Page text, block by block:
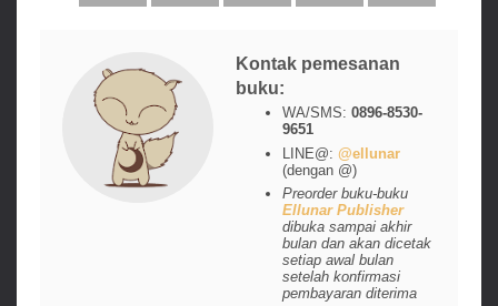
Kontak pemesanan
buku:
WA/SMS:0896-8530-
9651
LINE@:@ellunar
(dengan @)
Preorder buku-buku
Ellunar Publisher
dibuka sampai akhir
bulan dan akan dicetak
setiap awal bulan
setelah konfirmasi
pembayaran diterima